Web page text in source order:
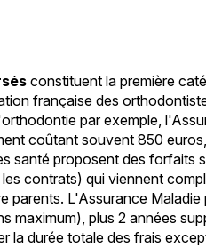
constituent la première
française des
par exemple,
coûtant souvent 850
santé proposent des
contrats) qui viennent
parents. L'Assurance
maximum), plus 2 années
la durée totale des frais